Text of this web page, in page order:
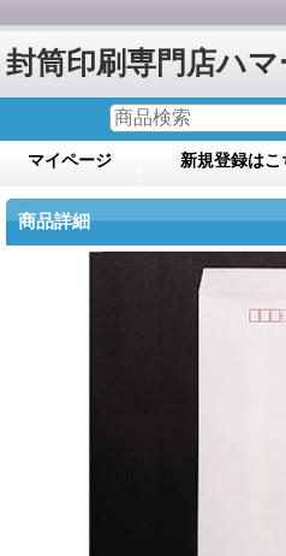
封筒印刷専門店ハマ
マイページ 新規登録はこ
商品詳細